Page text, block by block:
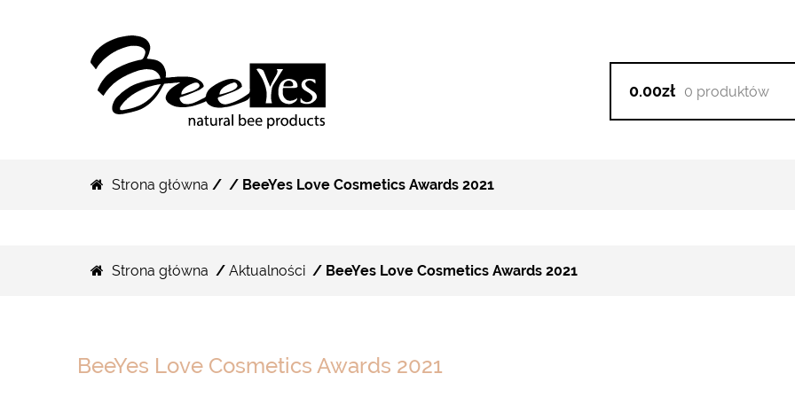
0.00zł 0 produktów
Strona główna / / BeeYes Love Cosmetics Awards 2021
Strona główna / Aktualności/ BeeYes Love Cosmetics Awards 2021
BeeYes Love Cosmetics Awards 2021